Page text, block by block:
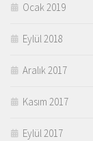
Ocak 2019
Eylül 2018
Aralık 2017
Kasım 2017
Eylül 2017